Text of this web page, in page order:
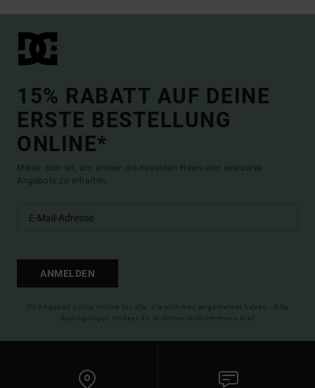
15% RABATT AUF DEINE
ERSTE BESTELLUNG
ONLINE*
Melde dich an, um immer die neuesten News und exklusive
Angebote zu erhalten.
ANMELDEN
(*) Angebot gültig online für alle, die sich neu angemeldet haben - Alle
Bedingungen findest du in deiner Willkommens-Mail